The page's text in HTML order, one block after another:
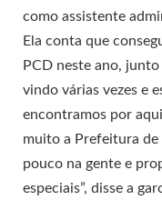
como assistente
Ela conta que
PCD neste ano,
vindo várias vezes e
encontramos por
muito a Prefeitura de
pouco na gente e
especiais”, disse a